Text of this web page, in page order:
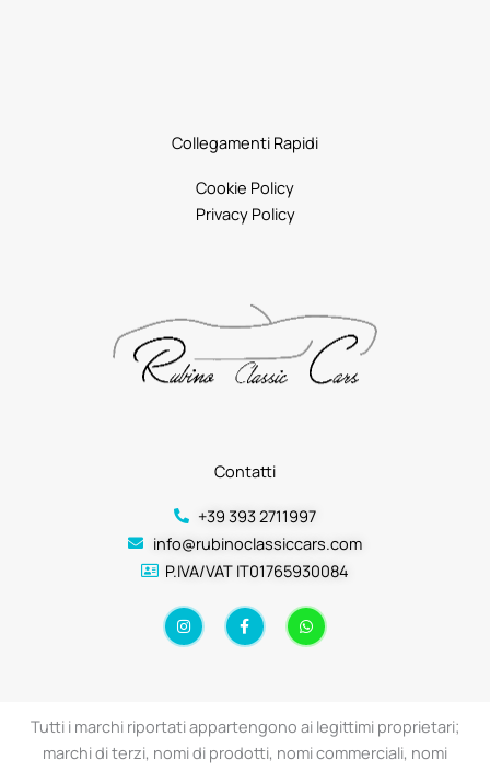
Contatti
+39 393 2711997
info@rubinoclassiccars.com
P.IVA/VAT IT01765930084
I
n
s
a
m
F
a
c
k
-
f
W
h
a
p
Collegamenti Rapidi
Cookie Policy
Privacy Policy
Tutti i marchi riportati appartengono ai legittimi proprietari;
marchi di terzi, nomi di prodotti, nomi commerciali, nomi